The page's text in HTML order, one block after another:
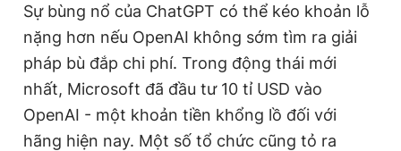
Sự bùng nổ của ChatGPT có thể kéo khoản lỗ
nặng hơn nếu OpenAI không sớm tìm ra giải
pháp bù đắp chi phí. Trong động thái mới
nhất, Microsoft đã đầu tư 10 tỉ USD vào
OpenAI - một khoản tiền khổng lồ đối với
hãng hiện nay. Một số tổ chức cũng tỏ ra